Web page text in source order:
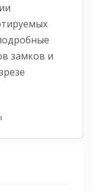
замков и